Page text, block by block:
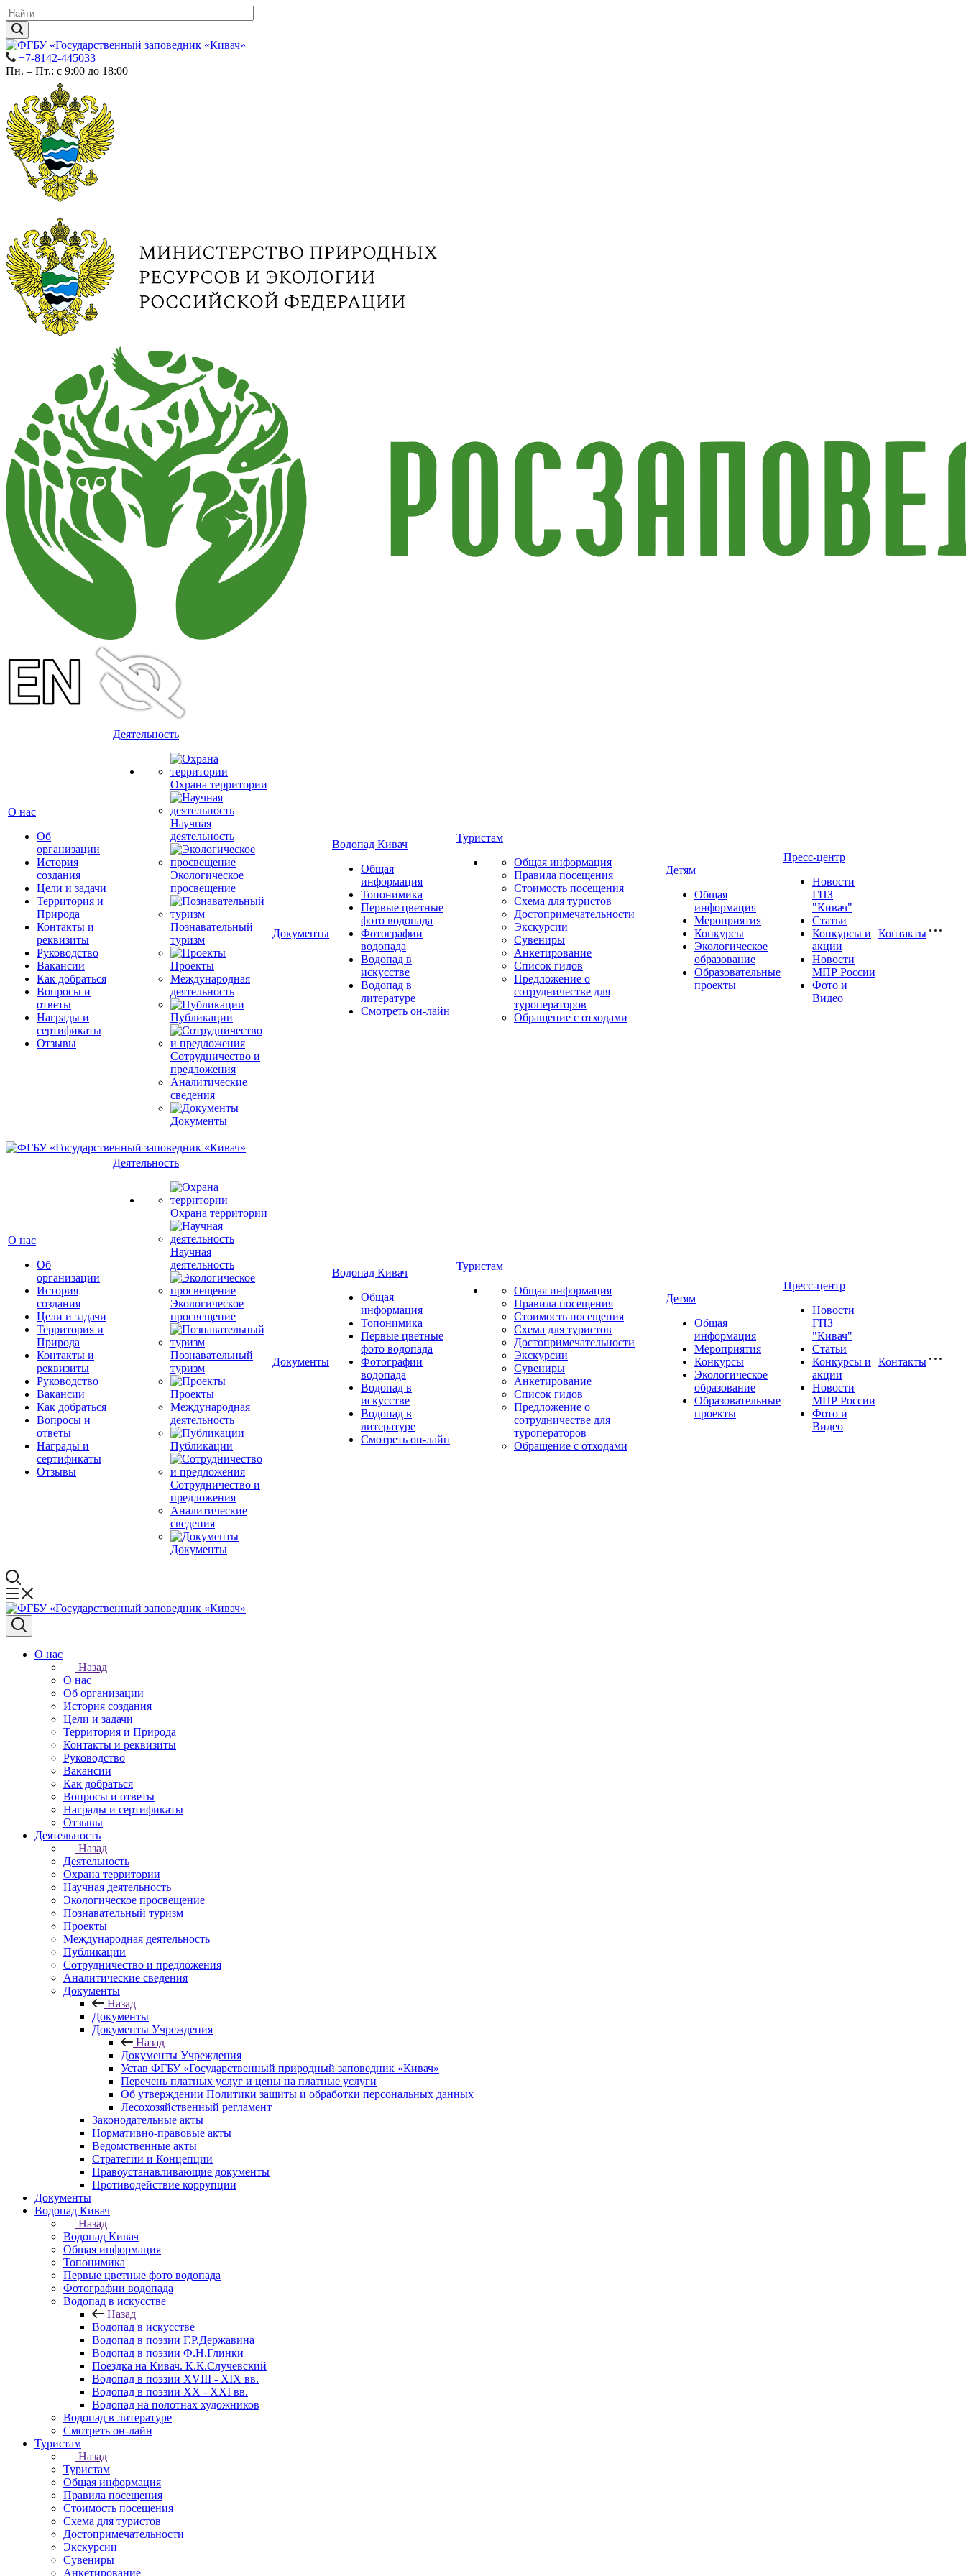
+7-8142-445033
Пн. – Пт.: с 9:00 до 18:00
О нас
Об
организации
История
создания
Цели и задачи
Территория и
Природа
Контакты и
реквизиты
Руководство
Вакансии
Как добраться
Вопросы и
ответы
Награды и
сертификаты
Отзывы
Деятельность
Охрана территории
Научная
деятельность
Экологическое
просвещение
Познавательный
туризм
Проекты
Международная
деятельность
Публикации
Сотрудничество и
предложения
Аналитические
сведения
Документы
Документы
Водопад Кивач
Общая
информация
Топонимика
Первые цветные
фото водопада
Фотографии
водопада
Водопад в
искусстве
Водопад в
литературе
Смотреть он-лайн
Туристам
Общая информация
Правила посещения
Стоимость посещения
Схема для туристов
Достопримечательности
Экскурсии
Сувениры
Анкетирование
Список гидов
Предложение о
сотрудничестве для
туроператоров
Обращение с отходами
Детям
Общая
информация
Мероприятия
Конкурсы
Экологическое
образование
Образовательные
проекты
Пресс-центр
Новости
ГПЗ
"Кивач"
Статьи
Конкурсы и
акции
Новости
МПР России
Фото и
Видео
Контакты
О нас
Об
организации
История
создания
Цели и задачи
Территория и
Природа
Контакты и
реквизиты
Руководство
Вакансии
Как добраться
Вопросы и
ответы
Награды и
сертификаты
Отзывы
Деятельность
Охрана территории
Научная
деятельность
Экологическое
просвещение
Познавательный
туризм
Проекты
Международная
деятельность
Публикации
Сотрудничество и
предложения
Аналитические
сведения
Документы
Документы
Водопад Кивач
Общая
информация
Топонимика
Первые цветные
фото водопада
Фотографии
водопада
Водопад в
искусстве
Водопад в
литературе
Смотреть он-лайн
Туристам
Общая информация
Правила посещения
Стоимость посещения
Схема для туристов
Достопримечательности
Экскурсии
Сувениры
Анкетирование
Список гидов
Предложение о
сотрудничестве для
туроператоров
Обращение с отходами
Детям
Общая
информация
Мероприятия
Конкурсы
Экологическое
образование
Образовательные
проекты
Пресс-центр
Новости
ГПЗ
"Кивач"
Статьи
Конкурсы и
акции
Новости
МПР России
Фото и
Видео
Контакты
О нас
Назад
О нас
Об организации
История создания
Цели и задачи
Территория и Природа
Контакты и реквизиты
Руководство
Вакансии
Как добраться
Вопросы и ответы
Награды и сертификаты
Отзывы
Деятельность
Назад
Деятельность
Охрана территории
Научная деятельность
Экологическое просвещение
Познавательный туризм
Проекты
Международная деятельность
Публикации
Сотрудничество и предложения
Аналитические сведения
Документы
Назад
Документы
Документы Учреждения
Назад
Документы Учреждения
Устав ФГБУ «Государственный природный заповедник «Кивач»
Перечень платных услуг и цены на платные услуги
Об утверждении Политики защиты и обработки персональных данных
Лесохозяйственный регламент
Законодательные акты
Нормативно-правовые акты
Ведомственные акты
Стратегии и Концепции
Правоустанавливающие документы
Противодействие коррупции
Документы
Водопад Кивач
Назад
Водопад Кивач
Общая информация
Топонимика
Первые цветные фото водопада
Фотографии водопада
Водопад в искусстве
Назад
Водопад в искусстве
Водопад в поэзии Г.Р.Державина
Водопад в поэзии Ф.Н.Глинки
Поездка на Кивач. К.К.Случевский
Водопад в поэзии XVIII - XIX вв.
Водопад в поэзии XX - XXI вв.
Водопад на полотнах художников
Водопад в литературе
Смотреть он-лайн
Туристам
Назад
Туристам
Общая информация
Правила посещения
Стоимость посещения
Схема для туристов
Достопримечательности
Экскурсии
Сувениры
Анкетирование